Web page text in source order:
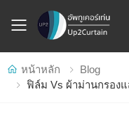
Toggle
หน้าหลัก
Blog
ฟิล์ม Vs ผ้าม่านกรอง